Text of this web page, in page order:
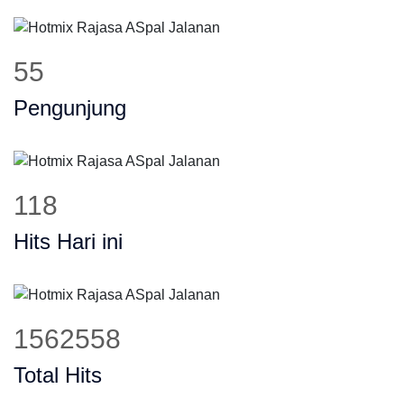
64
Pengunjung
138
Hits Hari ini
1825910
Total Hits